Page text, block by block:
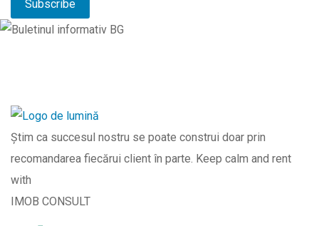
Știm ca succesul nostru se poate construi doar prin
recomandarea fiecărui client în parte. Keep calm and rent
with
IMOB CONSULT